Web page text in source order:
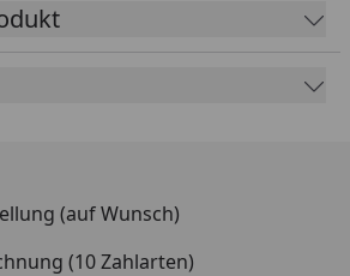
Regensammler mit
Überlaufstopp
(auf Wunsch)
(10 Zahlarten)